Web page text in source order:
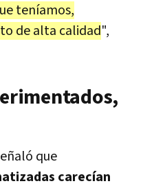
teníamos,
de alta calidad",
que
carecían